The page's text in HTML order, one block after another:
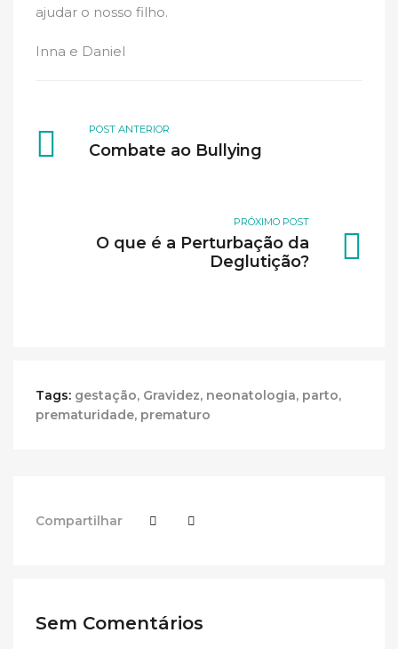
ajudar o nosso filho.
Inna e Daniel
POST ANTERIOR
Combate ao Bullying
PRÓXIMO POST
O que é a Perturbação da
Deglutição?
Tags: gestação, Gravidez, neonatologia, parto,
prematuridade, prematuro
Compartilhar
Sem Comentários